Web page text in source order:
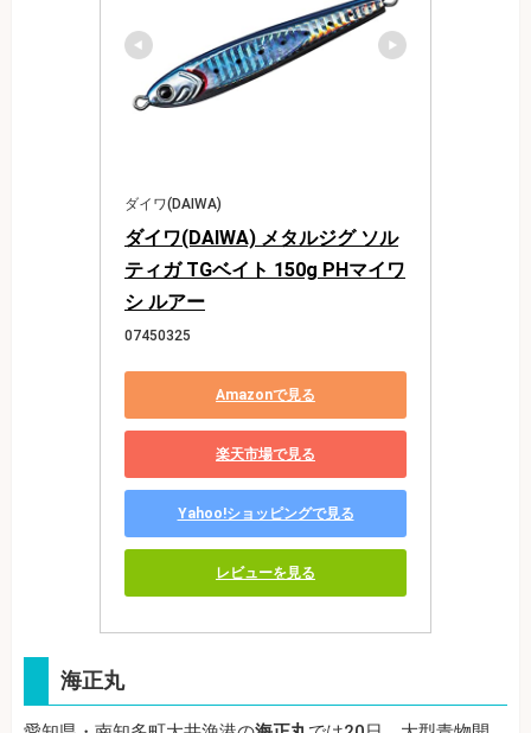
ダイワ(DAIWA)
ダイワ(DAIWA) メタルジグ ソル
ティガ TGベイト 150g PHマイワ
シ ルアー
07450325
Amazonで見る
楽天市場で見る
Yahoo!ショッピングで見る
レビューを見る
海正丸